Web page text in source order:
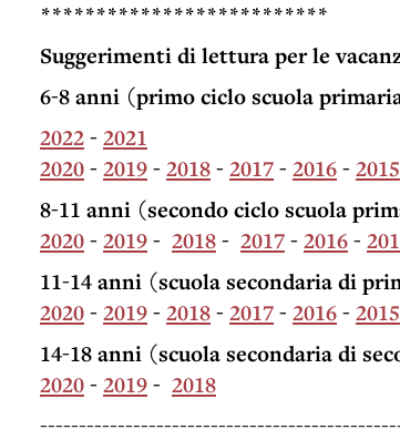
**************************
Suggerimenti di lettura per le
6-8 anni (primo ciclo scuola
2022- 2021
2020- 2019- 2018- 2017- 2016- 2015
8-11 anni (secondo ciclo scuola
2020- 2019- 2018- 2017- 2016-
11-14 anni (scuola secondaria di
2020- 2019- 2018- 2017- 2016- 2015
14-18 anni (scuola secondaria di
2020- 2019- 2018